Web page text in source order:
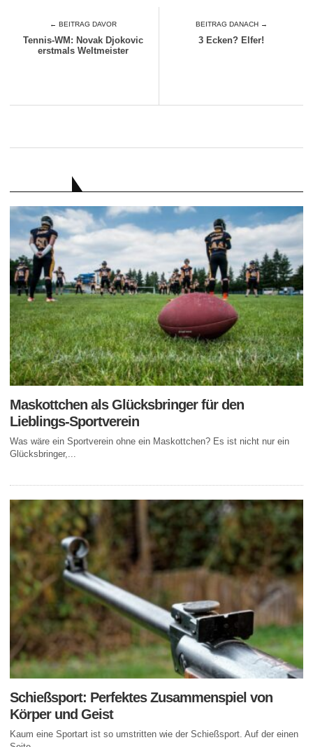
← BEITRAG DAVOR
Tennis-WM: Novak Djokovic
erstmals Weltmeister
BEITRAG DANACH →
3 Ecken? Elfer!
Maskottchen als Glücksbringer für den
Lieblings-Sportverein
Was wäre ein Sportverein ohne ein Maskottchen? Es ist nicht nur ein
Glücksbringer,...
Schießsport: Perfektes Zusammenspiel von
Körper und Geist
Kaum eine Sportart ist so umstritten wie der Schießsport. Auf der einen